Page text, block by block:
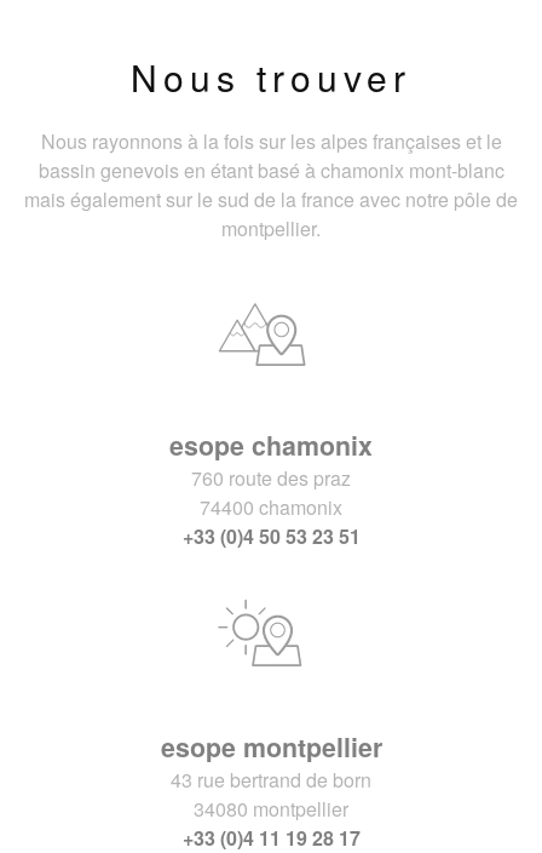
Nous trouver
Nous rayonnons à la fois sur les alpes françaises et le
bassin genevois en étant basé à chamonix mont-blanc
mais également sur le sud de la france avec notre pôle de
montpellier.
esope chamonix
760 route des praz
74400 chamonix
+33 (0)4 50 53 23 51
esope montpellier
43 rue bertrand de born
34080 montpellier
+33 (0)4 11 19 28 17